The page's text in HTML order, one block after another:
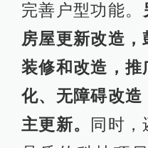
完善户型功能。
房屋更新改造
装修和改造，
化、无障碍改造
主更新。
同时，